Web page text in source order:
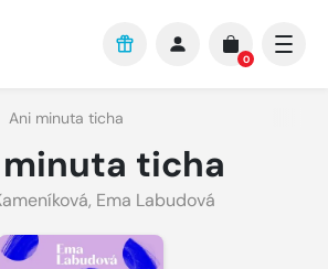
0
Ani minuta ticha
ticha
, Ema Labudová